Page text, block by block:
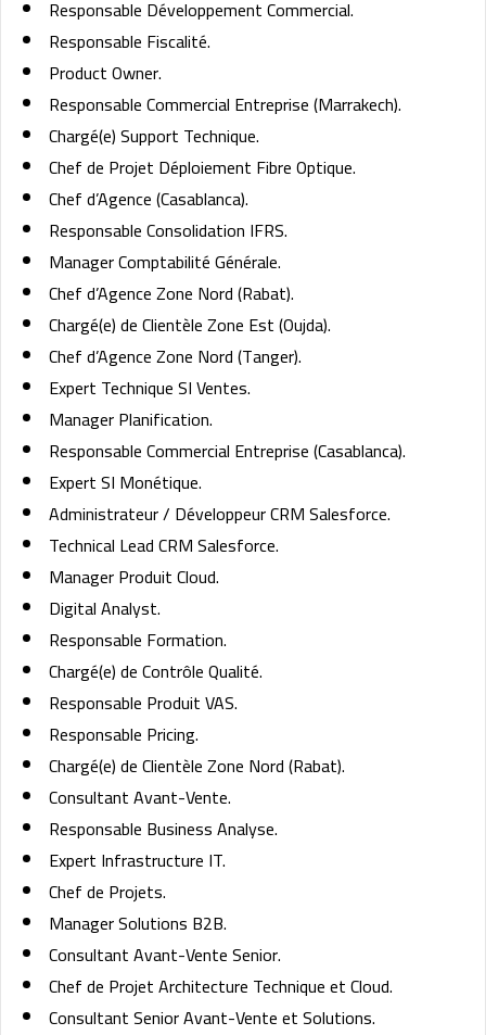
Responsable Développement Commercial.
Responsable Fiscalité.
Product Owner.
Responsable Commercial Entreprise (Marrakech).
Chargé(e) Support Technique.
Chef de Projet Déploiement Fibre Optique.
Chef d’Agence (Casablanca).
Responsable Consolidation IFRS.
Manager Comptabilité Générale.
Chef d’Agence Zone Nord (Rabat).
Chargé(e) de Clientèle Zone Est (Oujda).
Chef d’Agence Zone Nord (Tanger).
Expert Technique SI Ventes.
Manager Planification.
Responsable Commercial Entreprise (Casablanca).
Expert SI Monétique.
Administrateur / Développeur CRM Salesforce.
Technical Lead CRM Salesforce.
Manager Produit Cloud.
Digital Analyst.
Responsable Formation.
Chargé(e) de Contrôle Qualité.
Responsable Produit VAS.
Responsable Pricing.
Chargé(e) de Clientèle Zone Nord (Rabat).
Consultant Avant-Vente.
Responsable Business Analyse.
Expert Infrastructure IT.
Chef de Projets.
Manager Solutions B2B.
Consultant Avant-Vente Senior.
Chef de Projet Architecture Technique et Cloud.
Consultant Senior Avant-Vente et Solutions.